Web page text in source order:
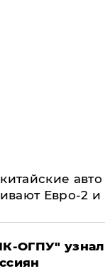
Евро-2
ОГПУ"